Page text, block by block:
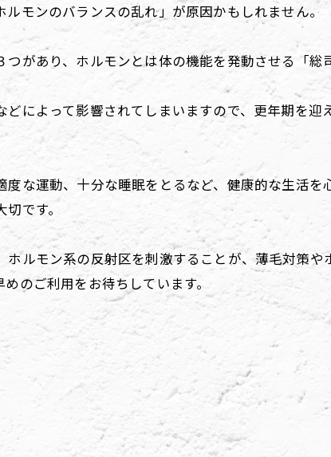
モンのバランスの乱れ」が原因かもしれません。
があり、ホルモンとは体の機能を発動させる「総
によって影響されてしまいますので、更年期を迎
な運動、十分な睡眠をとるなど、健康的な生活を
です。
ルモン系の反射区を刺激することが、薄毛対策や
のご利用をお待ちしています。